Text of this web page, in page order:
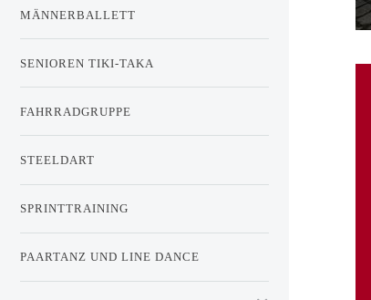
MÄNNERBALLETT
SENIOREN TIKI-TAKA
FAHRRADGRUPPE
STEELDART
SPRINTTRAINING
PAARTANZ UND LINE DANCE